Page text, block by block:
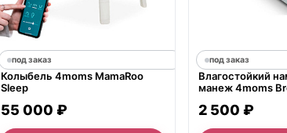
под заказ
Колыбель 4moms MamaRoo
Sleep
55 000 ₽
под заказ
Влагостойкий
манеж 4moms
2 500 ₽